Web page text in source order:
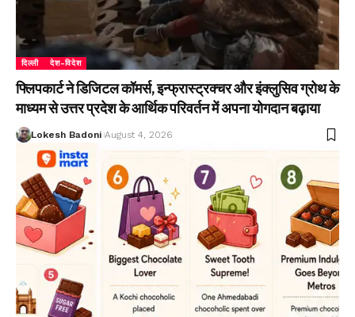
दिल्ली देश-विदेश
फ्लिपकार्ट ने डिजिटल कॉमर्स, इन्फ्रास्ट्रक्चर और इंक्लुसिव ग्रोथ के
माध्यम से उत्तर प्रदेश के आर्थिक परिवर्तन में अपना योगदान बढ़ाया
Lokesh Badoni August 4, 2026